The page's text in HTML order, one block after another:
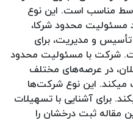
مناسب است. این نوع
مسئولیت محدود شرکا،
تأسیس و مدیریت، برای
شرکت با مسئولیت محدود
در عرصه‌های مختلف
میکند. این نوع شرکت‌ها
برای آشنایی با تسهیلات
مقاله ثبت درخشان را